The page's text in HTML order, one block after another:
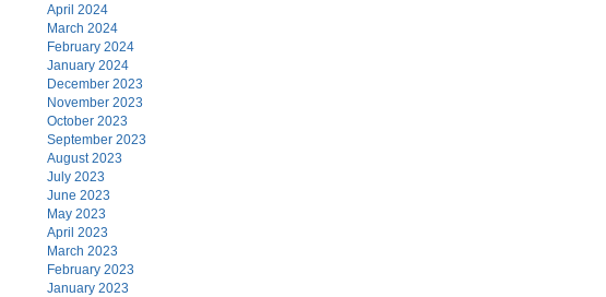
April 2024
March 2024
February 2024
January 2024
December 2023
November 2023
October 2023
September 2023
August 2023
July 2023
June 2023
May 2023
April 2023
March 2023
February 2023
January 2023